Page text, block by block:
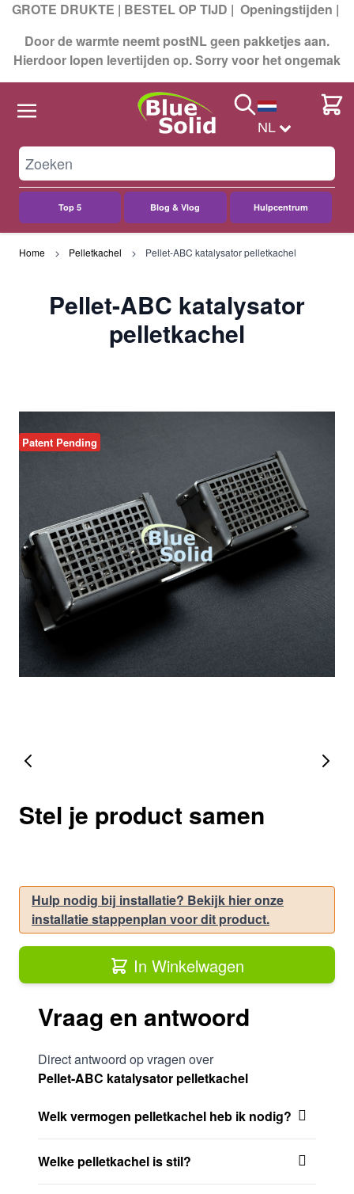
GROTE DRUKTE | BESTEL OP TIJD | Openingstijden |
Door de warmte neemt postNL geen pakketjes aan.
Hierdoor lopen levertijden op. Sorry voor het ongemak
Top 5 Blog & Vlog Hulpcentrum
Search
NL
Cart
Home Pelletkachel Pellet-ABC katalysator pelletkachel
Pellet-ABC katalysator
pelletkachel
Patent Pending
Stel je product samen
Hulp nodig bij installatie? Bekijk hier onze
installatie stappenplan voor dit product.
In Winkelwagen
Vraag en antwoord
Direct antwoord op vragen over
Pellet-ABC katalysator pelletkachel
Welk vermogen pelletkachel heb ik nodig?
Welke pelletkachel is stil?